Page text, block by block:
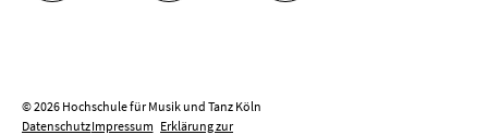
© 2026 Hochschule für Musik und Tanz Köln
DatenschutzImpressum Erklärung zur